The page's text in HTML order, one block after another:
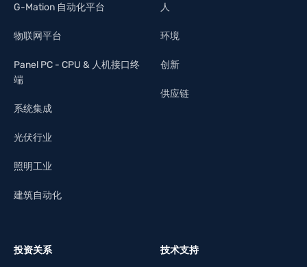
G-Mation 自动化平台
物联网平台
Panel PC - CPU & 人机接口终
端
系统集成
光伏行业
照明工业
建筑自动化
人
环境
创新
供应链
投资关系 技术支持